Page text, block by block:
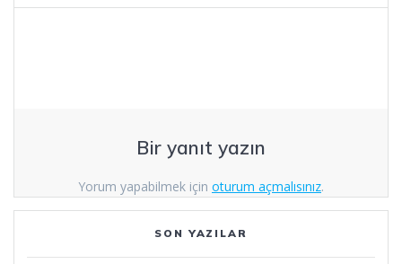
Bir yanıt yazın
Yorum yapabilmek için oturum açmalısınız.
SON YAZILAR